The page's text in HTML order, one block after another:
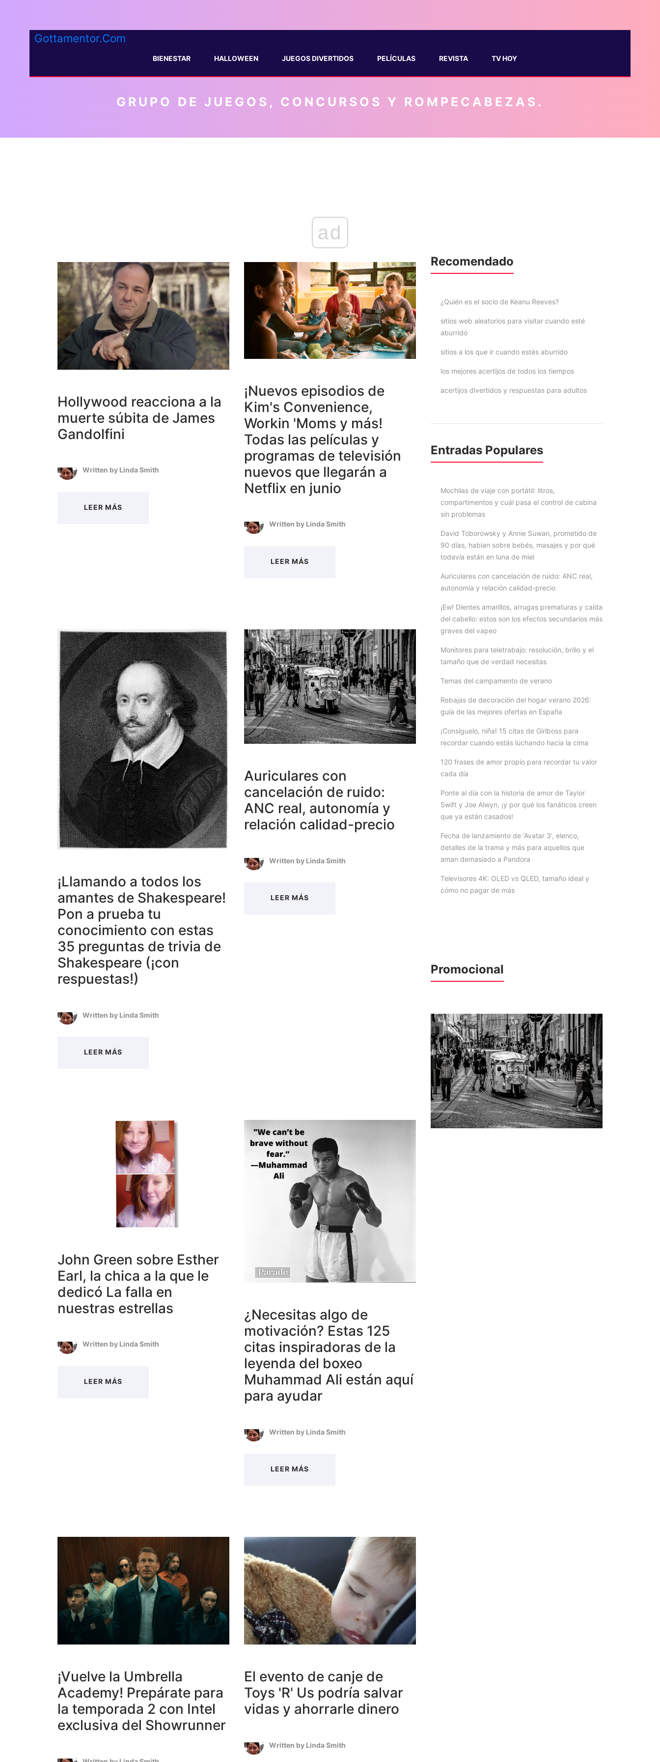
Gottamentor.Com
BIENESTAR HALLOWEEN JUEGOS DIVERTIDOS PELÍCULAS REVISTA TV HOY
GRUPO DE JUEGOS, CONCURSOS Y ROMPECABEZAS.
ad
Hollywood reacciona a la
muerte súbita de James
Gandolfini
Written by Linda Smith
LEER MÁS
¡Nuevos episodios de
Kim's Convenience,
Workin 'Moms y más!
Todas las películas y
programas de televisión
nuevos que llegarán a
Netflix en junio
Written by Linda Smith
LEER MÁS
¡Llamando a todos los
amantes de Shakespeare!
Pon a prueba tu
conocimiento con estas
35 preguntas de trivia de
Shakespeare (¡con
respuestas!)
Written by Linda Smith
LEER MÁS
Auriculares con
cancelación de ruido:
ANC real, autonomía y
relación calidad-precio
Written by Linda Smith
LEER MÁS
John Green sobre Esther
Earl, la chica a la que le
dedicó La falla en
nuestras estrellas
Written by Linda Smith
LEER MÁS
¿Necesitas algo de
motivación? Estas 125
citas inspiradoras de la
leyenda del boxeo
Muhammad Ali están aquí
para ayudar
Written by Linda Smith
LEER MÁS
¡Vuelve la Umbrella
Academy! Prepárate para
la temporada 2 con Intel
exclusiva del Showrunner
El evento de canje de
Toys 'R' Us podría salvar
vidas y ahorrarle dinero
Written by Linda Smith
Recomendado
¿Quién es el socio de Keanu Reeves?
sitios web aleatorios para visitar cuando esté
aburrido
sitios a los que ir cuando estés aburrido
los mejores acertijos de todos los tiempos
acertijos divertidos y respuestas para adultos
Entradas Populares
Mochilas de viaje con portátil: litros,
compartimentos y cuál pasa el control de cabina
sin problemas
David Toborowsky y Annie Suwan, prometido de
90 días, hablan sobre bebés, masajes y por qué
todavía están en luna de miel
Auriculares con cancelación de ruido: ANC real,
autonomía y relación calidad-precio
¡Ew! Dientes amarillos, arrugas prematuras y caída
del cabello: estos son los efectos secundarios más
graves del vapeo
Monitores para teletrabajo: resolución, brillo y el
tamaño que de verdad necesitas
Temas del campamento de verano
Rebajas de decoración del hogar verano 2026:
guía de las mejores ofertas en España
¡Consíguelo, niña! 15 citas de Girlboss para
recordar cuando estás luchando hacia la cima
120 frases de amor propio para recordar tu valor
cada día
Ponte al día con la historia de amor de Taylor
Swift y Joe Alwyn, ¡y por qué los fanáticos creen
que ya están casados!
Fecha de lanzamiento de 'Avatar 3', elenco,
detalles de la trama y más para aquellos que
aman demasiado a Pandora
Televisores 4K: OLED vs QLED, tamaño ideal y
cómo no pagar de más
Promocional